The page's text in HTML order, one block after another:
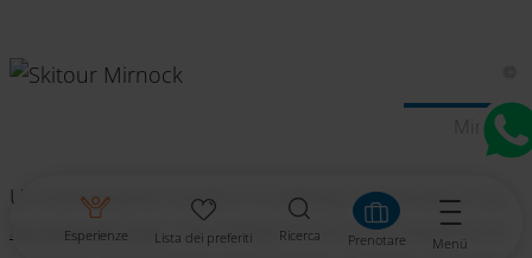
Esperienze Lista dei preferiti Ricerca Prenotare Menü
Mirnock
Un’interessante novità è il trekking scialpinistico sul
Nockberge Trail , che collega tra loro le cinque zone